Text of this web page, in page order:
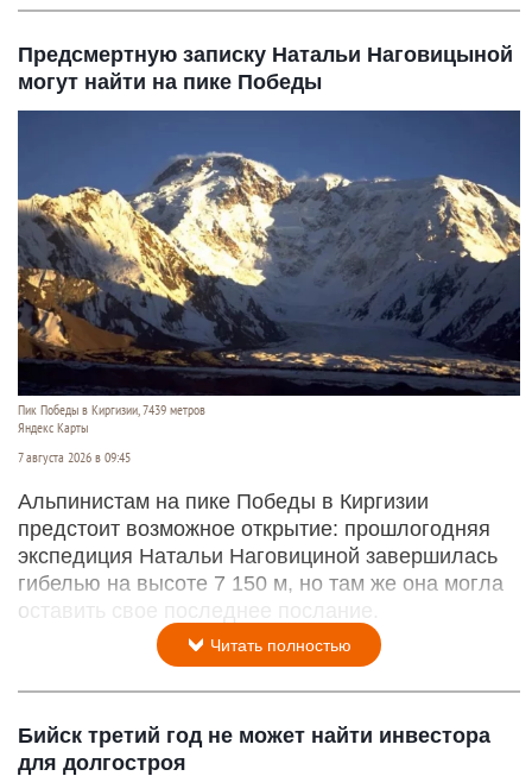
Предсмертную записку Натальи Наговицыной
могут найти на пике Победы
Пик Победы в Киргизии, 7439 метров
Яндекс Карты
7 августа 2026 в 09:45
Альпинистам на пике Победы в Киргизии
предстоит возможное открытие: прошлогодняя
экспедиция Натальи Наговициной завершилась
гибелью на высоте 7 150 м, но там же она могла
оставить свое последнее послание.
Читать полностью
Бийск третий год не может найти инвестора
для долгостроя